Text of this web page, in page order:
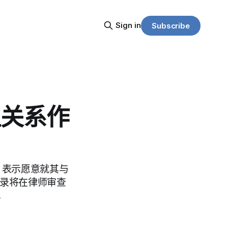
Sign in Subscribe
系作
示愿意就其与
将在律师审查